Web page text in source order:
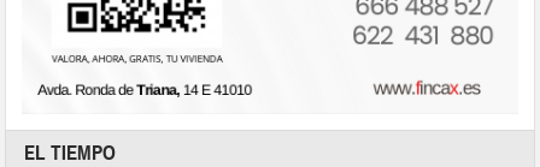
EL TIEMPO